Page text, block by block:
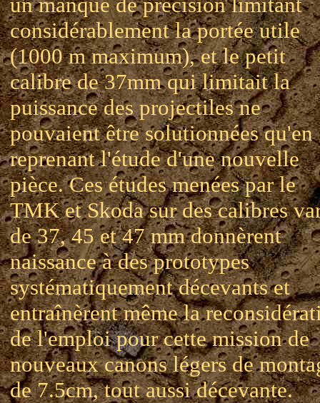
considérablement la portée utile
(1000 m maximum), et le petit
calibre de 37mm qui limitait la
puissance des projectiles ne
pouvaient être solutionnées qu'en
reprenant l'étude d'une nouvelle
pièce. Ces études menées par le
TMK et Skoda sur des calibres
de 37, 45 et 47 mm donnèrent
naissance à des prototypes
systématiquement décevants et
entraînèrent même la
de l'emploi pour cette mission de
nouveaux canons légers de
de 7.5cm, tout aussi décevante.